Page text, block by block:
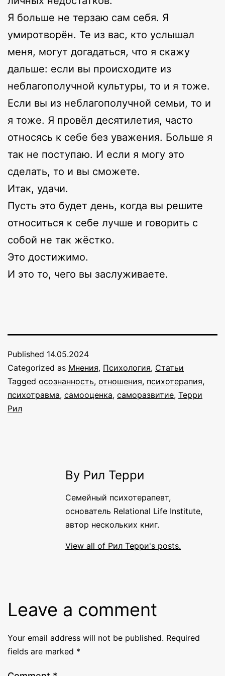
Я больше не терзаю сам себя. Я
умиротворён. Те из вас, кто услышал
меня, могут догадаться, что я скажу
дальше: если вы происходите из
неблагополучной культуры, то и я тоже.
Если вы из неблагополучной семьи, то и
я тоже. Я провёл десятилетия, часто
относясь к себе без уважения. Больше я
так не поступаю. И если я могу это
сделать, то и вы сможете.
Итак, удачи.
Пусть это будет день, когда вы решите
относиться к себе лучше и говорить с
собой не так жёстко.
Это достижимо.
И это то, чего вы заслуживаете.
Published 14.05.2024
Categorized as Мнения, Психология, Статьи
Tagged осознанность, отношения, психотерапия,
психотравма, самооценка, саморазвитие, Терри
Рил
By Рил Терри
Семейный психотерапевт,
основатель Relational Life Institute,
автор нескольких книг.
View all of Рил Терри's posts.
Leave a comment
Your email address will not be published. Required
fields are marked *